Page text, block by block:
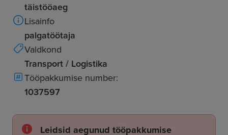
täistööaeg
Lisainfo
palgatöötaja
Valdkond
Transport / Logistika
Tööpakkumise number:
1037597
Leidsid aegunud tööpakkumise